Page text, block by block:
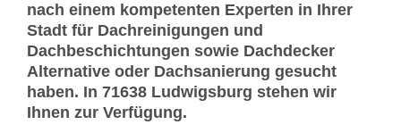
nach einem kompetenten Experten in Ihrer
Stadt für Dachreinigungen und
Dachbeschichtungen sowie Dachdecker
Alternative oder Dachsanierung gesucht
haben. In 71638 Ludwigsburg stehen wir
Ihnen zur Verfügung.